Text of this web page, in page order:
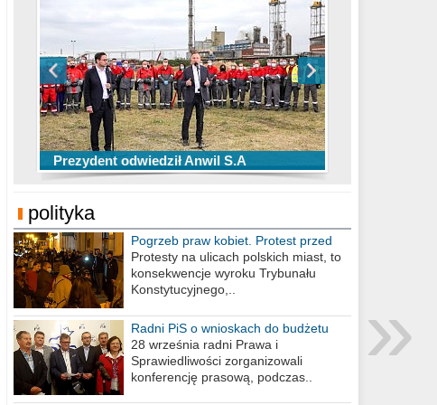
Prezydent odwiedził Anwil S.A
TOP 10 przechwytów Anwilu Włocławek
w EBL w sezonie 2019/2020
TOP 5 rzutów Anwilu Włocławek w BCL
w sezonie 2019/2020
polityka
Pogrzeb praw kobiet. Protest przed
biurem poselskim PiS
Protesty na ulicach polskich miast, to
konsekwencje wyroku Trybunału
Konstytucyjnego,..
Radni PiS o wnioskach do budżetu
miasta na 2021 rok
28 września radni Prawa i
Sprawiedliwości zorganizowali
konferencję prasową, podczas..
»